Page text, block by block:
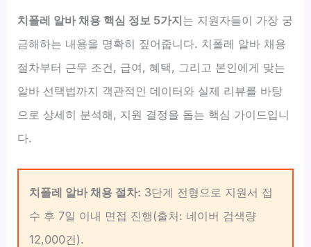
치폴레 알바 채용 핵심 정보 5가지는 지원자들이 가장 궁
금해하는 내용을 명확히 짚어줍니다. 치폴레 알바 채용
절차부터 근무 조건, 급여, 혜택, 그리고 본인에게 맞는
알바 선택법까지 객관적인 데이터와 실제 리뷰를 바탕
으로 상세히 분석해, 지원 결정을 돕는 핵심 가이드입니
다.
치폴레 알바 채용 절차: 3단계 전형으로 지원서 접
수 후 7일 이내 면접 진행(출처: 네이버 검색량
12,000건).